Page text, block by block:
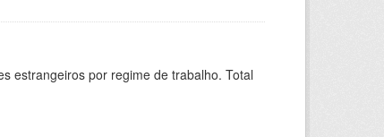
estrangeiros por regime de trabalho. Total